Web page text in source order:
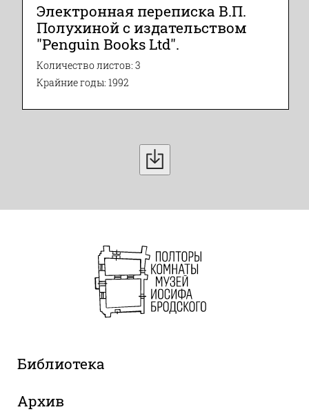
Электронная переписка В.П.
Полухиной с издательством
"Penguin Books Ltd".
Количество листов: 3
Крайние годы: 1992
Библиотека
Архив